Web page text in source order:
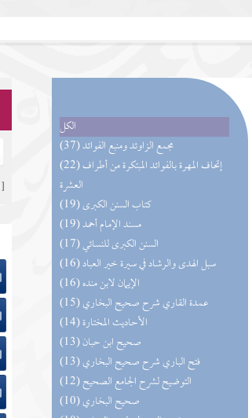
الكل
(37) مجمع الزاوئد ومنبع الفوائد
(22) إتحاف المهرة بالفوائد المبتكرة من أطراف
العشرة
(19) كتاب السنن الكبرى
(19) مسند الإمام أحمد
(17) السنن الكبرى للنسائي
(16) سبل الهدى والرشاد في سيرة خير العباد
(16) الإيمان لابن منده
(15) عمدة القاري شرح صحيح البخاري
(14) الأحاديث المختارة
(13) صحيح ابن حبان
(13) فتح الباري شرح صحيح البخاري
(12) التوضيح لشرح الجامع الصحيح
(10) صحيح البخاري